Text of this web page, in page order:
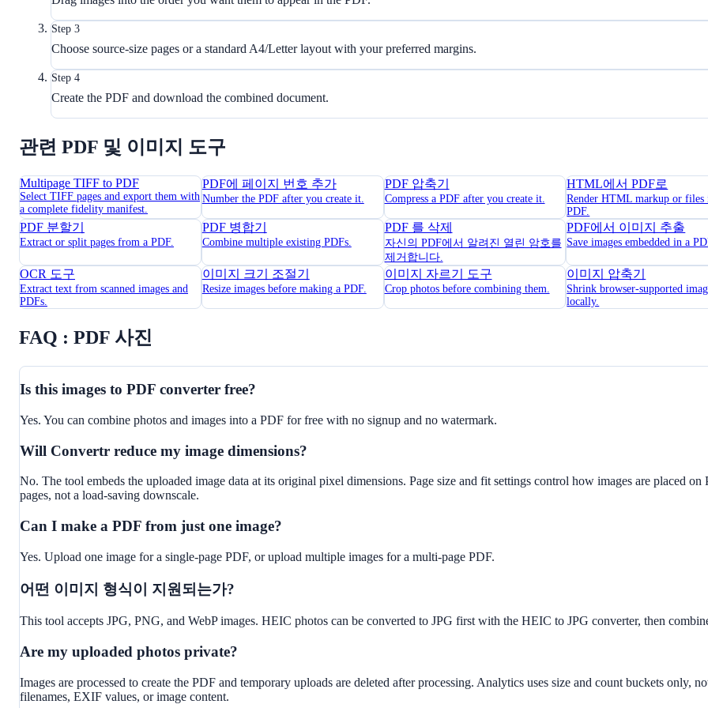
Step 3
Choose source-size pages or a standard A4/Letter layout with your preferred margins.
Step 4
Create the PDF and download the combined document.
관련 PDF 및 이미지 도구
Multipage TIFF to PDF
Select TIFF pages and export them with
a complete fidelity manifest.
PDF에 페이지 번호 추가
Number the PDF after you create it.
PDF 압축기
Compress a PDF after you create it.
HTML에서 PDF로
Render HTML markup or files
PDF.
PDF 분할기
Extract or split pages from a PDF.
PDF 병합기
Combine multiple existing PDFs.
PDF 를 삭제
자신의 PDF에서 알려진 열린 암호를
제거합니다.
PDF에서 이미지 추출
Save images embedded in a
OCR 도구
Extract text from scanned images and
PDFs.
이미지 크기 조절기
Resize images before making a PDF.
이미지 자르기 도구
Crop photos before combining them.
이미지 압축기
Shrink browser-supported
locally.
FAQ : PDF 사진
Is this images to PDF converter free?
Yes. You can combine photos and images into a PDF for free with no signup and no watermark.
Will Convertr reduce my image dimensions?
No. The tool embeds the uploaded image data at its original pixel dimensions. Page size and fit settings control how images are placed on
pages, not a load-saving downscale.
Can I make a PDF from just one image?
Yes. Upload one image for a single-page PDF, or upload multiple images for a multi-page PDF.
어떤 이미지 형식이 지원되는가?
This tool accepts JPG, PNG, and WebP images. HEIC photos can be converted to JPG first with the HEIC to JPG converter, then
Are my uploaded photos private?
Images are processed to create the PDF and temporary uploads are deleted after processing. Analytics uses size and count buckets only,
filenames, EXIF values, or image content.